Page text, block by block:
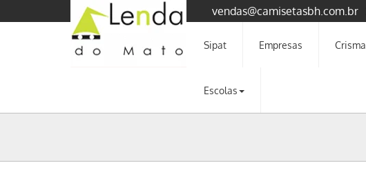
vendas@camisetasbh.com.br
Sipat Empresas Crisma
Escolas